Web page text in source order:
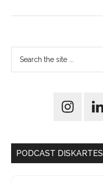
PODCAST DISKARTES